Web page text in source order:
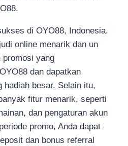
di OYO88, Indonesia.
online menarik dan un
promosi yang
dan dapatkan
hadiah besar. Selain itu,
fitur menarik, seperti
dan pengaturan akun
promo, Anda dapat
dan bonus referral